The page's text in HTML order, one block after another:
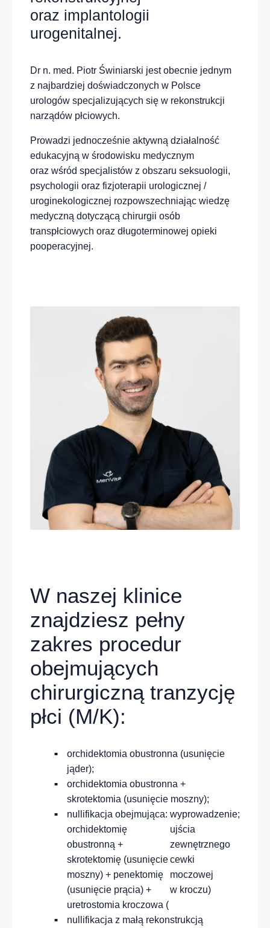
oraz implantologii
urogenitalnej.
Dr n. med. Piotr Świniarski jest obecnie jednym
z najbardziej doświadczonych w Polsce
urologów specjalizujących się w rekonstrukcji
narządów płciowych.
Prowadzi jednocześnie aktywną działalność
edukacyjną w środowisku medycznym
oraz wśród specjalistów z obszaru seksuologii,
psychologii oraz fizjoterapii urologicznej /
uroginekologicznej rozpowszechniając wiedzę
medyczną dotyczącą chirurgii osób
transpłciowych oraz długoterminowej opieki
pooperacyjnej.
W naszej klinice
znajdziesz pełny
zakres procedur
obejmujących
chirurgiczną tranzycję
płci (M/K):
orchidektomia obustronna (usunięcie
jąder);
orchidektomia obustronna +
skrotektomia (usunięcie moszny);
nullifikacja obejmująca:
orchidektomię
obustronną +
skrotektomię (usunięcie
moszny) + penektomię
(usunięcie prącia) +
uretrostomia kroczowa (
wyprowadzenie
ujścia
zewnętrznego
cewki
moczowej
w kroczu)
;
nullifikacja z małą rekonstrukcją